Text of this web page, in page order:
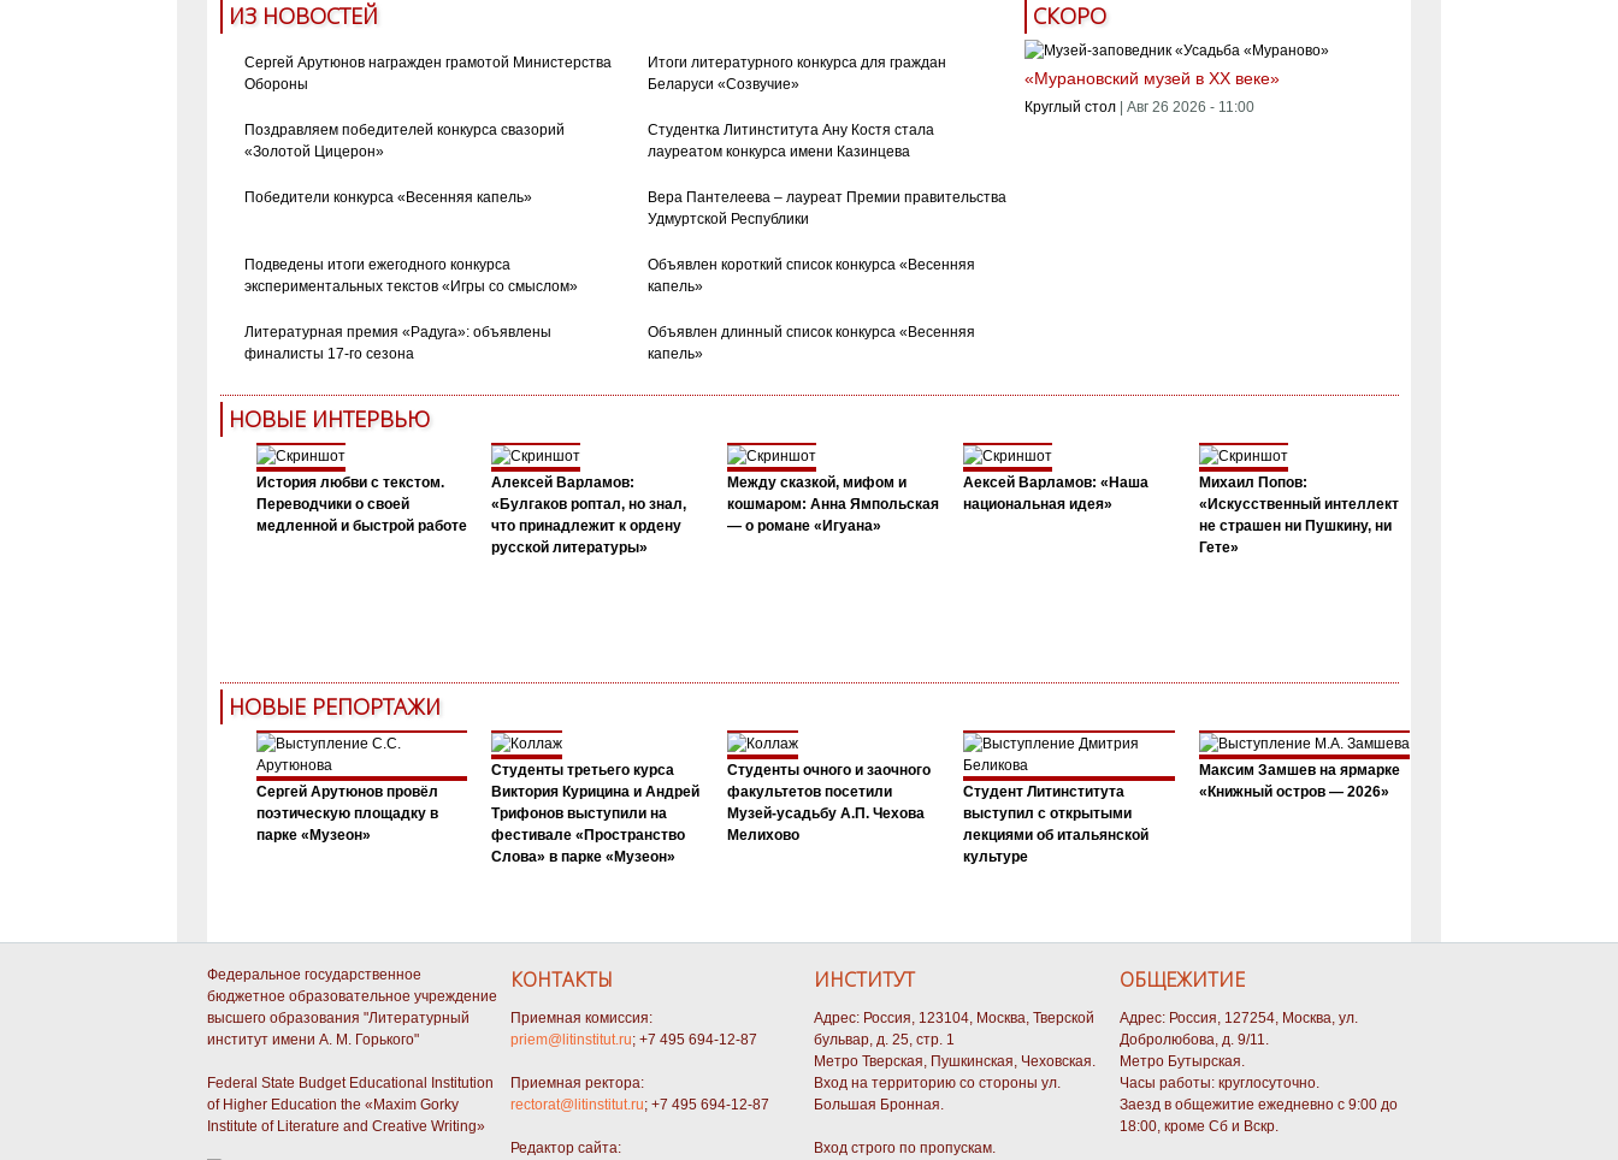
ИЗ НОВОСТЕЙ
Сергей Арутюнов награжден грамотой Министерства
Обороны
Итоги литературного конкурса для граждан
Беларуси «Созвучие»
Поздравляем победителей конкурса свазорий
«Золотой Цицерон»
Студентка Литинститута Ану Костя стала
лауреатом конкурса имени Казинцева
Победители конкурса «Весенняя капель»
Вера Пантелеева – лауреат Премии правительства
Удмуртской Республики
Подведены итоги ежегодного конкурса
экспериментальных текстов «Игры со смыслом»
Объявлен короткий список конкурса «Весенняя
капель»
Литературная премия «Радуга»: объявлены
финалисты 17-го сезона
Объявлен длинный список конкурса «Весенняя
капель»
СКОРО
«Мурановский музей в XX веке»
Круглый стол Авг 26 2026 - 11:00
НОВЫЕ ИНТЕРВЬЮ
История любви с текстом.
Переводчики о своей
медленной и быстрой работе
Алексей Варламов:
«Булгаков роптал, но знал,
что принадлежит к ордену
русской литературы»
Между сказкой, мифом и
кошмаром: Анна Ямпольская
— о романе «Игуана»
Аексей Варламов: «Наша
национальная идея»
Михаил Попов:
«Искусственный интеллект
не страшен ни Пушкину, ни
Гете»
НОВЫЕ РЕПОРТАЖИ
Сергей Арутюнов провёл
поэтическую площадку в
парке «Музеон»
Студенты третьего курса
Виктория Курицина и Андрей
Трифонов выступили на
фестивале «Пространство
Слова» в парке «Музеон»
Студенты очного и заочного
факультетов посетили
Музей-усадьбу А.П. Чехова
Мелихово
Студент Литинститута
выступил с открытыми
лекциями об итальянской
культуре
Максим Замшев на ярмарке
«Книжный остров — 2026»
Федеральное государственное
бюджетное образовательное учреждение
высшего образования "Литературный
институт имени А. М. Горького"
Federal State Budget Educational Institution
of Higher Education the «Maxim Gorky
Institute of Literature and Creative Writing»
КОНТАКТЫ
Приемная комиссия:
priem@litinstitut.ru; +7 495 694-12-87
Приемная ректора:
rectorat@litinstitut.ru; +7 495 694-12-87
Редактор сайта:
ИНСТИТУТ
Адрес: Россия, 123104, Москва, Тверской
бульвар, д. 25, стр. 1
Метро Тверская, Пушкинская, Чеховская.
Вход на территорию со стороны ул.
Большая Бронная.
Вход строго по пропускам.
ОБЩЕЖИТИЕ
Адрес: Россия, 127254, Москва, ул.
Добролюбова, д. 9/11.
Метро Бутырская.
Часы работы: круглосуточно.
Заезд в общежитие ежедневно с 9:00 до
18:00, кроме Сб и Вскр.